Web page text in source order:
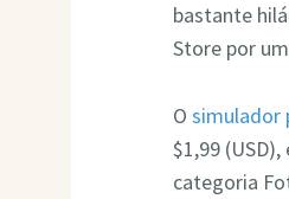
bastante
Store por
Osimulador
$1,99
categoria